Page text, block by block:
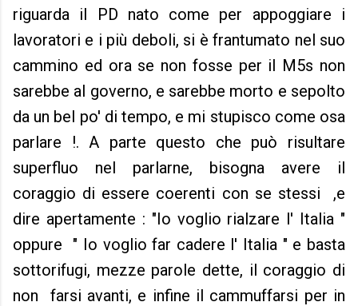
riguarda il PD nato come per appoggiare i
lavoratori e i più deboli, si è frantumato nel suo
cammino ed ora se non fosse per il M5s non
sarebbe al governo, e sarebbe morto e sepolto
da un bel po' di tempo, e mi stupisco come osa
parlare !. A parte questo che può risultare
superfluo nel parlarne, bisogna avere il
coraggio di essere coerenti con se stessi ,e
dire apertamente : "Io voglio rialzare l' Italia "
oppure " Io voglio far cadere l' Italia " e basta
sottorifugi, mezze parole dette, il coraggio di
non farsi avanti, e infine il cammuffarsi per in